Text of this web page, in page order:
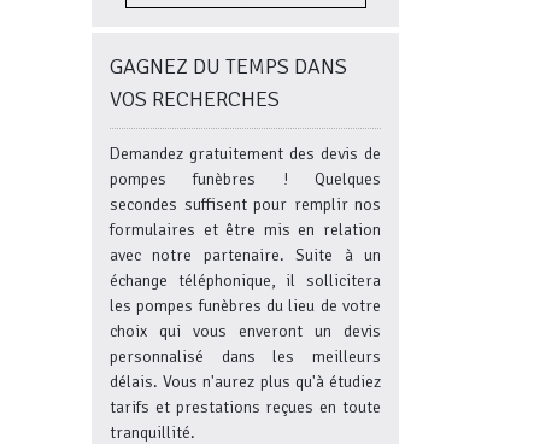
GAGNEZ DU TEMPS DANS
VOS RECHERCHES
Demandez gratuitement des devis de
pompes funèbres ! Quelques
secondes suffisent pour remplir nos
formulaires et être mis en relation
avec notre partenaire. Suite à un
échange téléphonique, il sollicitera
les pompes funèbres du lieu de votre
choix qui vous enveront un devis
personnalisé dans les meilleurs
délais. Vous n'aurez plus qu'à étudiez
tarifs et prestations reçues en toute
tranquillité.